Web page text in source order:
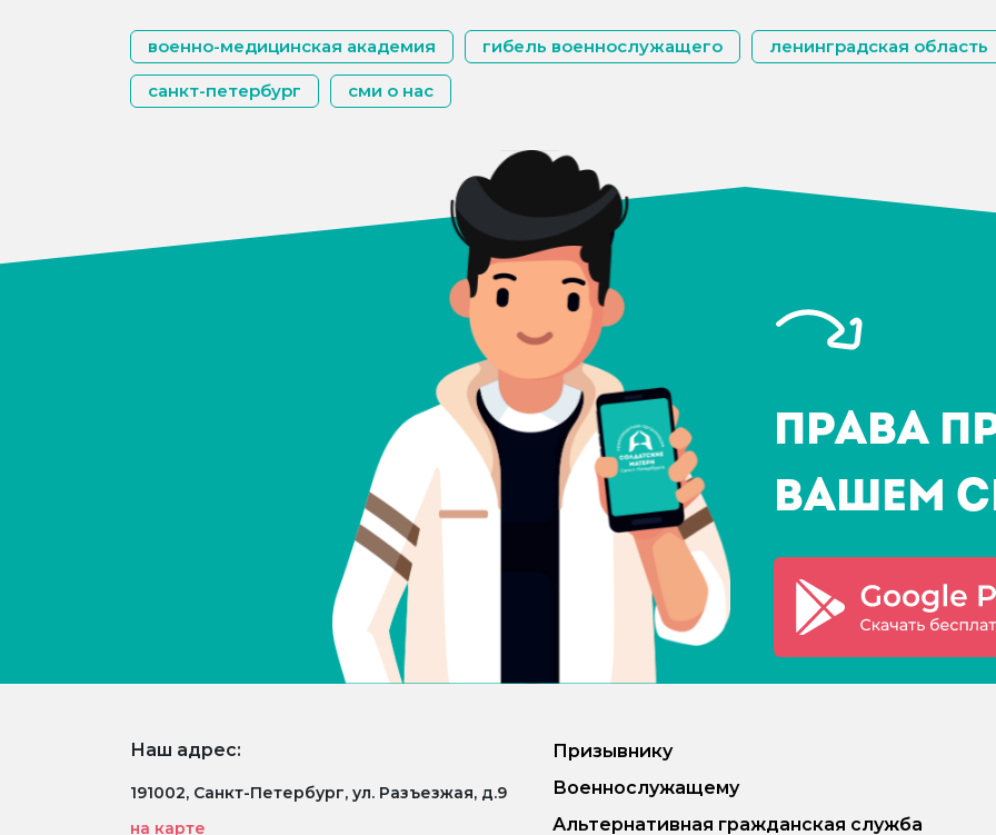
военно-медицинская академия гибель военнослужащего ленинградская область
санкт-петербург сми о нас
Права
Вашем
Наш адрес:
191002, Санкт-Петербург, ул. Разъезжая, д.9
на карте
Призывнику
Военнослужащему
Альтернативная гражданская служба